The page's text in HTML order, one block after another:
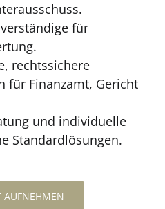
für
rechtssichere
für Finanzamt, Gericht
und individuelle
Standardlösungen.
AUFNEHMEN